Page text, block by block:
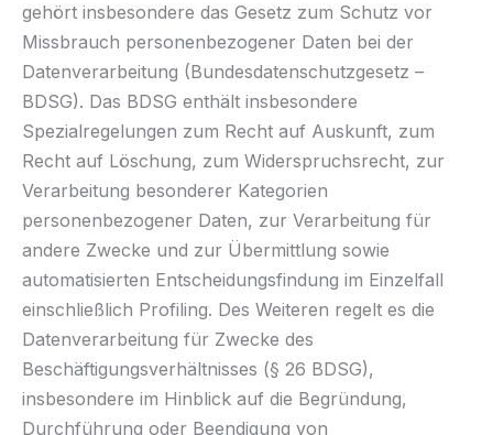
gehört insbesondere das Gesetz zum Schutz vor
Missbrauch personenbezogener Daten bei der
Datenverarbeitung (Bundesdatenschutzgesetz –
BDSG). Das BDSG enthält insbesondere
Spezialregelungen zum Recht auf Auskunft, zum
Recht auf Löschung, zum Widerspruchsrecht, zur
Verarbeitung besonderer Kategorien
personenbezogener Daten, zur Verarbeitung für
andere Zwecke und zur Übermittlung sowie
automatisierten Entscheidungsfindung im Einzelfall
einschließlich Profiling. Des Weiteren regelt es die
Datenverarbeitung für Zwecke des
Beschäftigungsverhältnisses (§ 26 BDSG),
insbesondere im Hinblick auf die Begründung,
Durchführung oder Beendigung von